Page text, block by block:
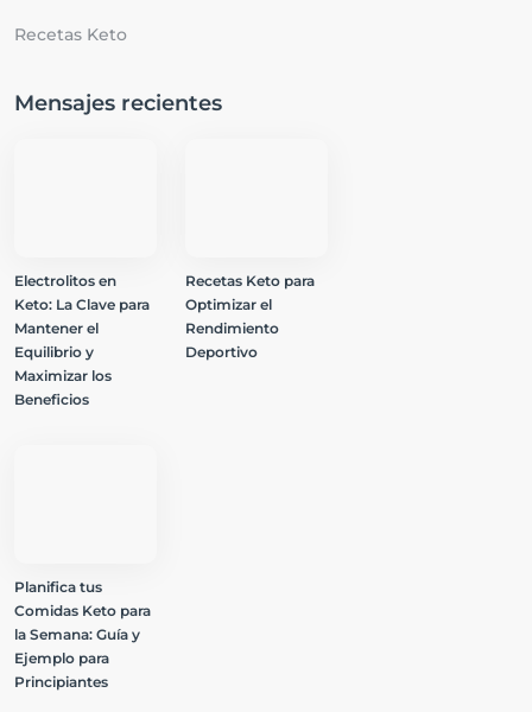
Recetas Keto
Mensajes recientes
Electrolitos en
Keto: La Clave para
Mantener el
Equilibrio y
Maximizar los
Beneficios
Recetas Keto para
Optimizar el
Rendimiento
Deportivo
Planifica tus
Comidas Keto para
la Semana: Guía y
Ejemplo para
Principiantes